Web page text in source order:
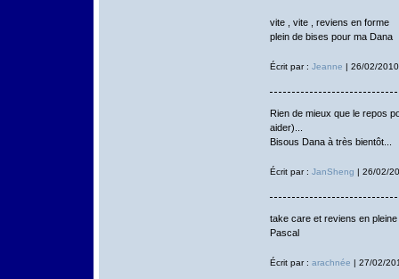
vite , vite , reviens en forme
plein de bises pour ma Dana
Écrit par : Jeanne | 26/02/2010
Rien de mieux que le repos
aider)...
Bisous Dana à très bientôt...
Écrit par : JanSheng | 26/02/
take care et reviens en
Pascal
Écrit par : arachnée | 27/02/